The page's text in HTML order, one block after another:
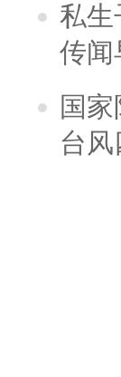
私生
传闻
国
台